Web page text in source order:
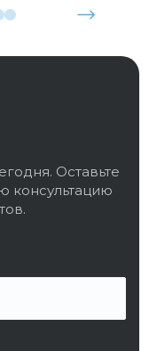
Оставьте
консультацию